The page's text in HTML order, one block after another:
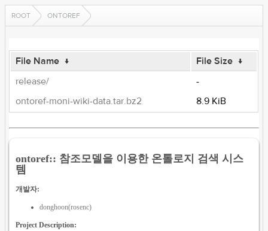
ROOT ONTOREF
File Name ↓ File Size ↓
release/
-
ontoref-moni-wiki-data.tar.bz2
8.9 KiB
ontoref:: 참조모델을 이용한 온톨로지 검색 시스
템
개발자:
donghoon(rosenc)
Project Description: